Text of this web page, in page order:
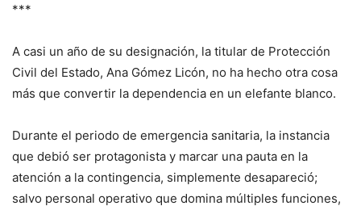
***
A casi un año de su designación, la titular de Protección
Civil del Estado, Ana Gómez Licón, no ha hecho otra cosa
más que convertir la dependencia en un elefante blanco.
Durante el periodo de emergencia sanitaria, la instancia
que debió ser protagonista y marcar una pauta en la
atención a la contingencia, simplemente desapareció;
salvo personal operativo que domina múltiples funciones,